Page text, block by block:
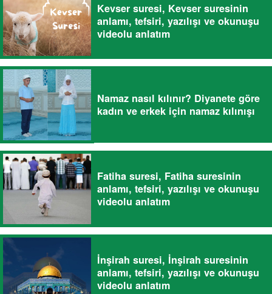
Kevser suresi, Kevser suresinin
anlamı, tefsiri, yazılışı ve okunuşu
videolu anlatım
Namaz nasıl kılınır? Diyanete göre
kadın ve erkek için namaz kılınışı
Fatiha suresi, Fatiha suresinin
anlamı, tefsiri, yazılışı ve okunuşu
videolu anlatım
İnşirah suresi, İnşirah suresinin
anlamı, tefsiri, yazılışı ve okunuşu
videolu anlatım